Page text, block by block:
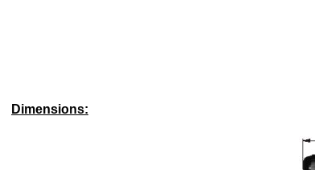
Dimensions: